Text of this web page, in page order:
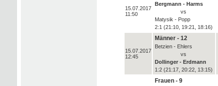
15.07.2017
11:50
Bergmann - Harms
vs
Matysik - Popp
2:1 (21:10, 19:21, 18:16)
15.07.2017
12:45
Männer - 12
Betzien - Ehlers
vs
Dollinger - Erdmann
1:2 (21:17, 20:22, 13:15)
Frauen - 9